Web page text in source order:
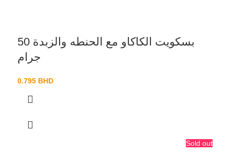
بسكويت الكاكاو مع الحنطه والزبدة 50
جرام
0.795 BHD
Sold out